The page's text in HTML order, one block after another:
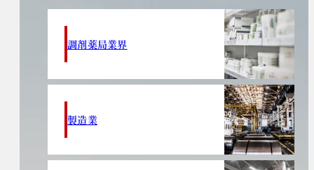
調剤薬局業界
製造業